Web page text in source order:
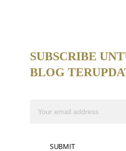
SUBSCRIBE
BLOG
SUBMIT